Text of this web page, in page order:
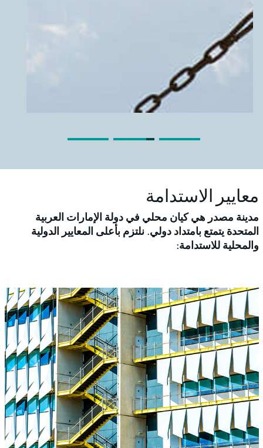
معايير الاستدامة
مدينة مصدر هي كيان محلي في دولة الإمارات العربية
المتحدة يتمتع بامتداد دولي. نلتزم بأعلى المعايير الدولية
والمحلية للاستدامة: